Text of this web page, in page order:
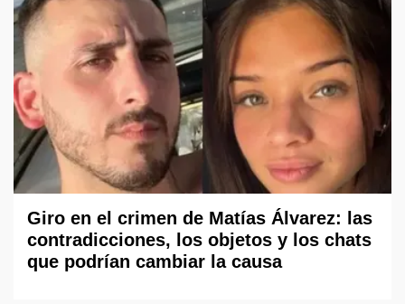
Giro en el crimen de Matías Álvarez: las
contradicciones, los objetos y los chats
que podrían cambiar la causa